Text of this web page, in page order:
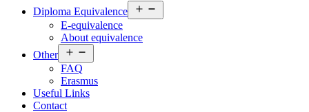
Diploma Equivalence
menu
E-equivalence
About equivalence
Other
menu
FAQ
Erasmus
Useful Links
Contact